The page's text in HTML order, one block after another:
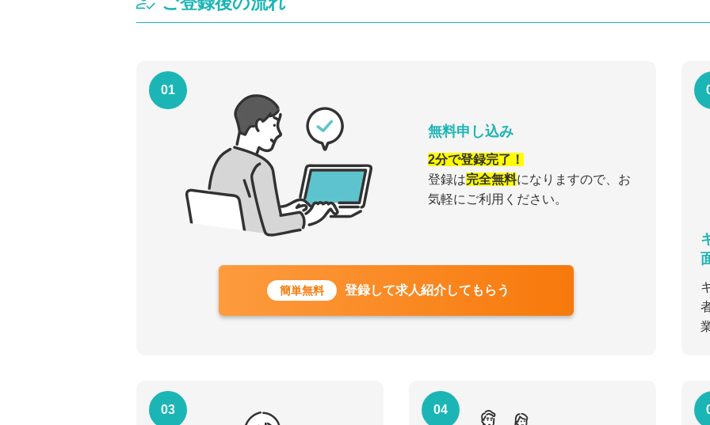
01
無料申し込み
2分で登録完了！
登録は完全無料になりますので、お
気軽にご利用ください。
簡単無料 登録して求人紹介してもらう
03 04